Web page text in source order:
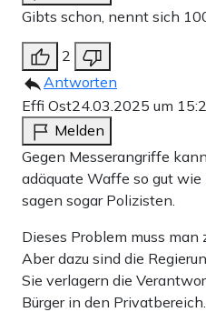
Gibts schon, nennt sich
2
Antworten
Effi Ost24.03.2025 um
Melden
Gegen Messerangriffe
adäquate Waffe so gut
sagen sogar Polizisten.
Dieses Problem muss
Aber dazu sind die
Sie verlagern die
Bürger in den Privatbereich.